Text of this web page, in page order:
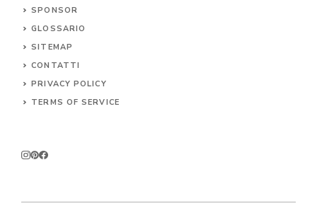
SPONSOR
GLOSSARIO
SITEMAP
CONTATTI
PRIVACY POLICY
TERMS OF SERVICE